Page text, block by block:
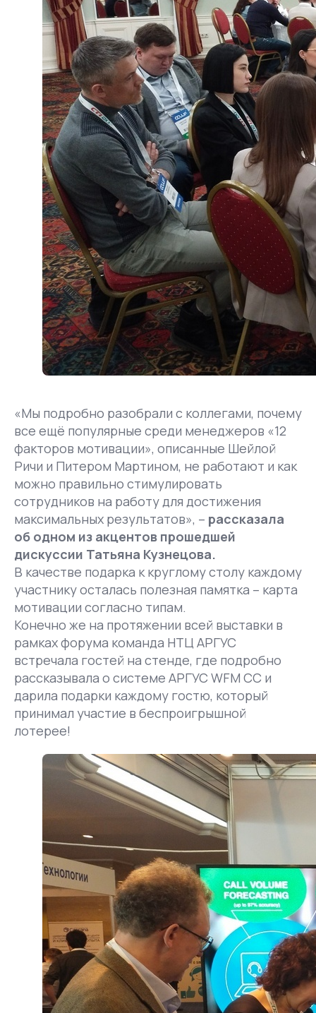
«Мы подробно разобрали с коллегами, почему
все ещё популярные среди менеджеров «12
факторов мотивации», описанные Шейлой
Ричи и Питером Мартином, не работают и как
можно правильно стимулировать
сотрудников на работу для достижения
максимальных результатов», – рассказала
об одном из акцентов прошедшей
дискуссии Татьяна Кузнецова.
В качестве подарка к круглому столу каждому
участнику осталась полезная памятка – карта
мотивации согласно типам.
Конечно же на протяжении всей выставки в
рамках форума команда НТЦ АРГУС
встречала гостей на стенде, где подробно
рассказывала о системе АРГУС WFM CC и
дарила подарки каждому гостю, который
принимал участие в беспроигрышной
лотерее!